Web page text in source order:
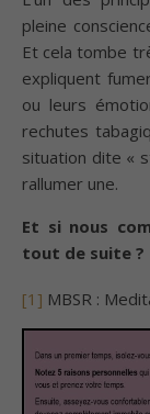
pleine
Et cela tombe
expliquent
ou leurs
rechutes
situation dite «
rallumer une.
Et si nous
tout de suite ?
[1] MBSR :